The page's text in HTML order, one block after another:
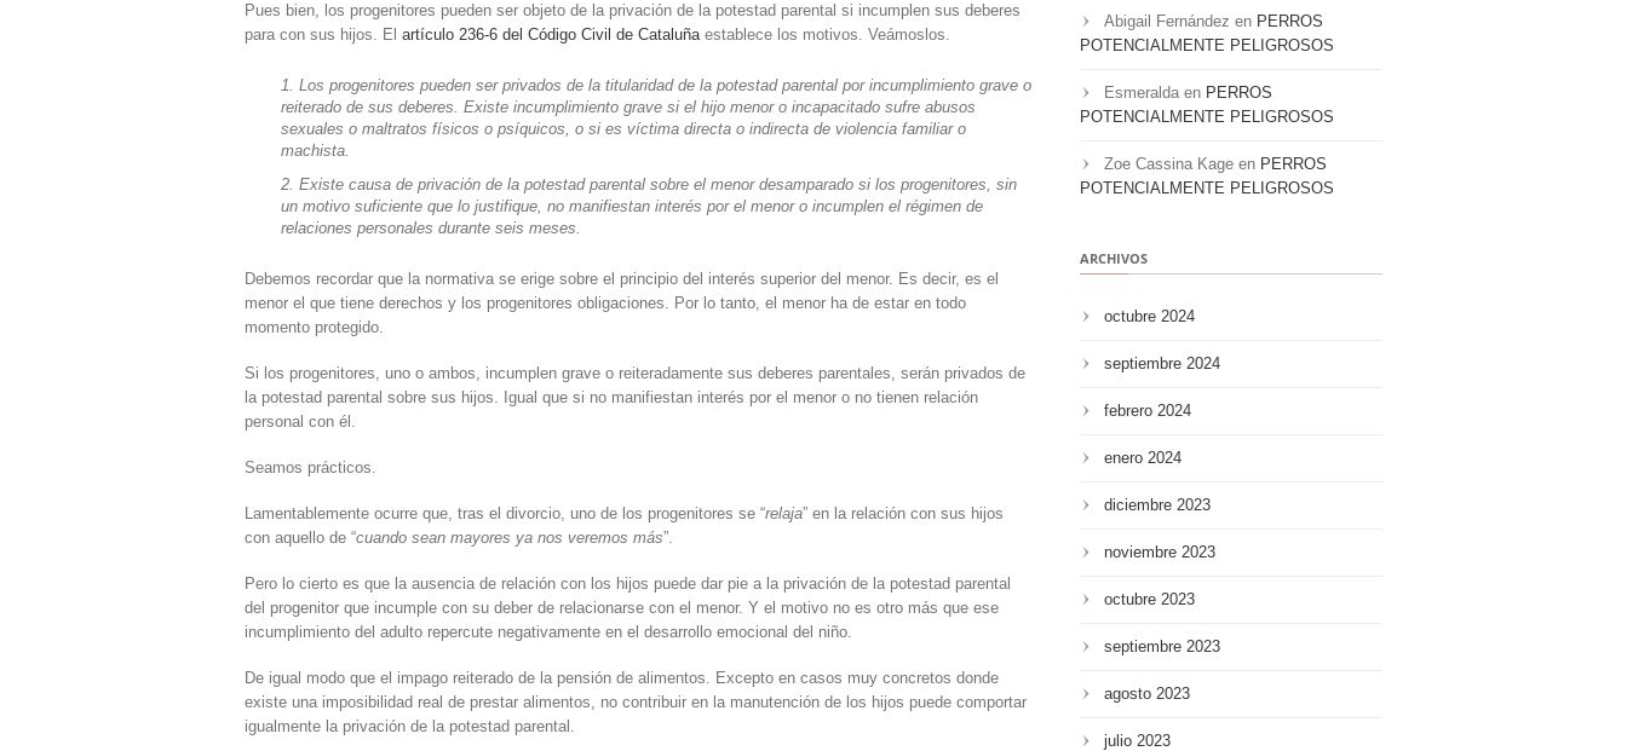
Pues bien, los progenitores pueden ser objeto de la privación de la potestad parental si incumplen sus deberes
para con sus hijos. El artículo 236-6 del Código Civil de Cataluñaestablece los motivos. Veámoslos.
1. Los progenitores pueden ser privados de la titularidad de la potestad parental por incumplimiento grave o
reiterado de sus deberes. Existe incumplimiento grave si el hijo menor o incapacitado sufre abusos
sexuales o maltratos físicos o psíquicos, o si es víctima directa o indirecta de violencia familiar o
machista.
2. Existe causa de privación de la potestad parental sobre el menor desamparado si los progenitores, sin
un motivo suficiente que lo justifique, no manifiestan interés por el menor o incumplen el régimen de
relaciones personales durante seis meses.
Debemos recordar que la normativa se erige sobre el principio del interés superior del menor. Es decir, es el
menor el que tiene derechos y los progenitores obligaciones. Por lo tanto, el menor ha de estar en todo
momento protegido.
Si los progenitores, uno o ambos, incumplen grave o reiteradamente sus deberes parentales, serán privados de
la potestad parental sobre sus hijos. Igual que si no manifiestan interés por el menor o no tienen relación
personal con él.
Seamos prácticos.
Lamentablemente ocurre que, tras el divorcio, uno de los progenitores se “relaja” en la relación con sus hijos
con aquello de “cuando sean mayores ya nos veremos más”.
Pero lo cierto es que la ausencia de relación con los hijos puede dar pie a la privación de la potestad parental
del progenitor que incumple con su deber de relacionarse con el menor. Y el motivo no es otro más que ese
incumplimiento del adulto repercute negativamente en el desarrollo emocional del niño.
De igual modo que el impago reiterado de la pensión de alimentos. Excepto en casos muy concretos donde
existe una imposibilidad real de prestar alimentos, no contribuir en la manutención de los hijos puede comportar
igualmente la privación de la potestad parental.
Abigail Fernández en PERROS
POTENCIALMENTE PELIGROSOS
Esmeraldaen PERROS
POTENCIALMENTE PELIGROSOS
Zoe Cassina Kage en PERROS
POTENCIALMENTE PELIGROSOS
ARCHIVOS
octubre 2024
septiembre 2024
febrero 2024
enero 2024
diciembre 2023
noviembre 2023
octubre 2023
septiembre 2023
agosto 2023
julio 2023